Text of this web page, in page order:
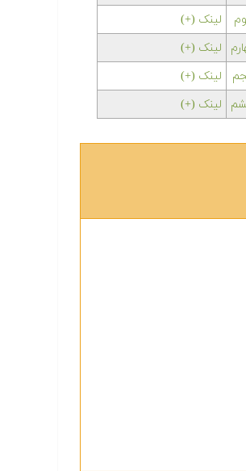
لینک (+)
لینک (+)
لینک (+)
لینک (+)